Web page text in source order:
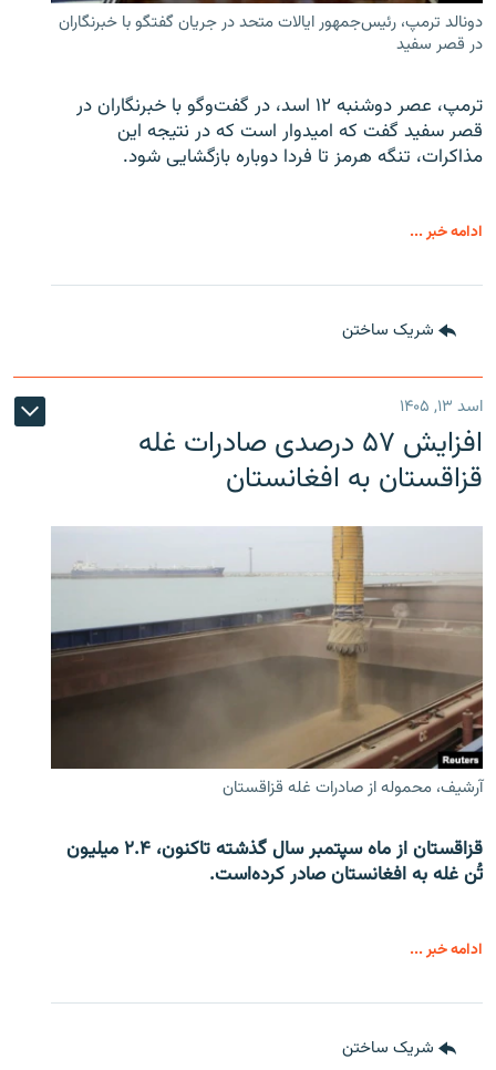
دونالد ترمپ، رئیس‌جمهور ایالات متحد در جریان گفتگو با خبرنگاران
در قصر سفید
ترمپ، عصر دوشنبه ۱۲ اسد، در گفت‌وگو با خبرنگاران در
قصر سفید گفت که امیدوار است که در نتیجه این
مذاکرات، تنگه هرمز تا فردا دوباره بازگشایی شود.
ادامه خبر ...
شریک ساختن
اسد ۱۳, ۱۴۰۵
افزایش ۵۷ درصدی صادرات غله
قزاقستان به افغانستان
آرشیف، محموله از صادرات غله قزاقستان
قزاقستان از ماه سپتمبر سال گذشته تاکنون، ۲.۴ میلیون
تُن غله به افغانستان صادر کرده‌است.
ادامه خبر ...
شریک ساختن